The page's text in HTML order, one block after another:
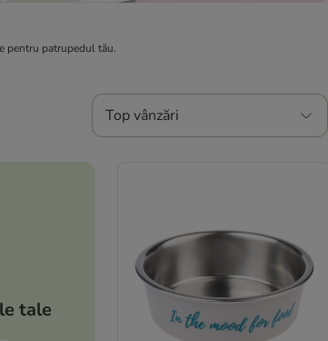
pentru patrupedul tău.
Top vânzări
tale